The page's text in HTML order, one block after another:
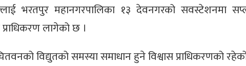
भरतपुर महानगरपालिका १३ देवनगरको सवस्टेशनमा
लागेको छ ।
विद्युतको समस्या समाधान हुने विश्वास प्राधिकरणको